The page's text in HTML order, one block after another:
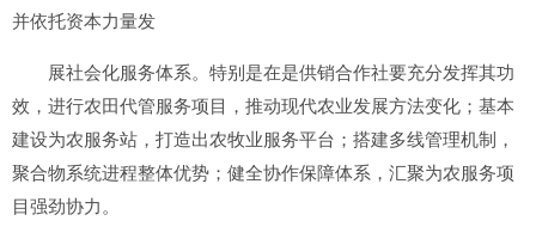
并依托资本力量发
展社会化服务体系。特别是在是供销合作社要充分发挥其功
效，进行农田代管服务项目，推动现代农业发展方法变化；基本
建设为农服务站，打造出农牧业服务平台；搭建多线管理机制，
聚合物系统进程整体优势；健全协作保障体系，汇聚为农服务项
目强劲协力。